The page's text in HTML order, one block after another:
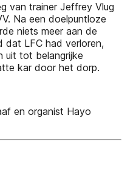
van trainer Jeffrey Vlug
Na een doelpuntloze
niets meer aan de
dat LFC had verloren,
uit tot belangrijke
kar door het dorp.
en organist Hayo